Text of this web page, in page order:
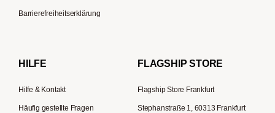
Hario
Barrierefreiheitserklärung
HILFE
Hilfe & Kontakt
Häufig gestellte Fragen
FLAGSHIP STORE
Flagship Store Frankfurt
Stephanstraße 1, 60313 Frankfurt